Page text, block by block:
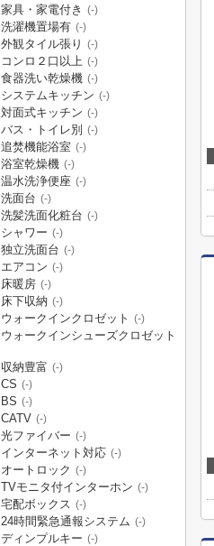
家具・家電付き (-)
洗濯機置場有 (-)
外観タイル張り (-)
コンロ２口以上 (-)
食器洗い乾燥機 (-)
システムキッチン (-)
対面式キッチン (-)
バス・トイレ別 (-)
追焚機能浴室 (-)
浴室乾燥機 (-)
温水洗浄便座 (-)
洗面台 (-)
洗髪洗面化粧台 (-)
シャワー (-)
独立洗面台 (-)
エアコン (-)
床暖房 (-)
床下収納 (-)
ウォークインクロゼット (-)
ウォークインシューズクロゼット
収納豊富 (-)
CS (-)
BS (-)
CATV (-)
光ファイバー (-)
インターネット対応 (-)
オートロック (-)
TVモニタ付インターホン (-)
宅配ボックス (-)
24時間緊急通報システム (-)
ディンプルキー (-)